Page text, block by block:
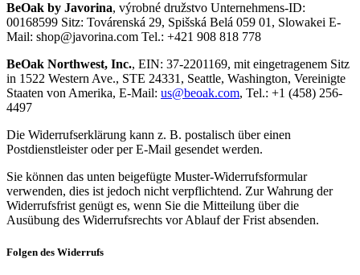
BeOak by Javorina, výrobné družstvo Unternehmens-ID:
00168599 Sitz: Továrenská 29, Spišská Belá 059 01, Slowakei E-
Mail: shop@javorina.com Tel.: +421 908 818 778
BeOak Northwest, Inc., EIN: 37-2201169, mit eingetragenem Sitz
in 1522 Western Ave., STE 24331, Seattle, Washington, Vereinigte
Staaten von Amerika, E-Mail: us@beoak.com, Tel.: +1 (458) 256-
4497
Die Widerrufserklärung kann z. B. postalisch über einen
Postdienstleister oder per E-Mail gesendet werden.
Sie können das unten beigefügte Muster-Widerrufsformular
verwenden, dies ist jedoch nicht verpflichtend. Zur Wahrung der
Widerrufsfrist genügt es, wenn Sie die Mitteilung über die
Ausübung des Widerrufsrechts vor Ablauf der Frist absenden.
Folgen des Widerrufs